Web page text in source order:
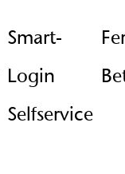
Smart-
Login
Selfservice